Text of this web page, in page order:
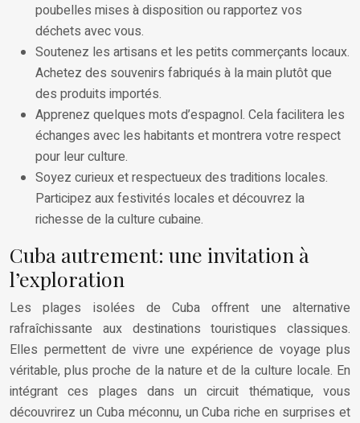
poubelles mises à disposition ou rapportez vos
déchets avec vous.
Soutenez les artisans et les petits commerçants locaux.
Achetez des souvenirs fabriqués à la main plutôt que
des produits importés.
Apprenez quelques mots d’espagnol. Cela facilitera les
échanges avec les habitants et montrera votre respect
pour leur culture.
Soyez curieux et respectueux des traditions locales.
Participez aux festivités locales et découvrez la
richesse de la culture cubaine.
Cuba autrement: une invitation à
l’exploration
Les plages isolées de Cuba offrent une alternative
rafraîchissante aux destinations touristiques classiques.
Elles permettent de vivre une expérience de voyage plus
véritable, plus proche de la nature et de la culture locale. En
intégrant ces plages dans un circuit thématique, vous
découvrirez un Cuba méconnu, un Cuba riche en surprises et